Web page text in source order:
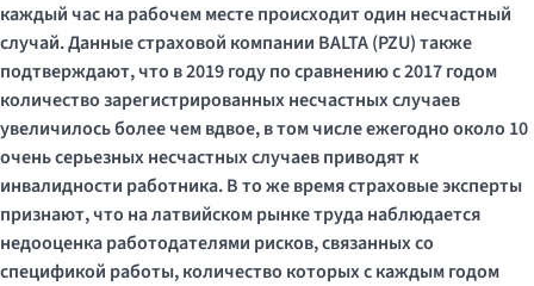
каждый час на рабочем месте происходит один несчастный
случай. Данные страховой компании BALTA (PZU) также
подтверждают, что в 2019 году по сравнению с 2017 годом
количество зарегистрированных несчастных случаев
увеличилось более чем вдвое, в том числе ежегодно около 10
очень серьезных несчастных случаев приводят к
инвалидности работника. В то же время страховые эксперты
признают, что на латвийском рынке труда наблюдается
недооценка работодателями рисков, связанных со
спецификой работы, количество которых с каждым годом